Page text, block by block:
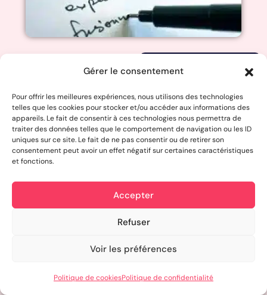
Gérer le consentement
Pour offrir les meilleures expériences, nous utilisons des technologies
telles que les cookies pour stocker et/ou accéder aux informations des
appareils. Le fait de consentir à ces technologies nous permettra de
traiter des données telles que le comportement de navigation ou les ID
uniques sur ce site. Le fait de ne pas consentir ou de retirer son
consentement peut avoir un effet négatif sur certaines caractéristiques
et fonctions.
Accepter
Refuser
Voir les préférences
Politique de cookiesPolitique de confidentialité
Voir le projet
Création de site vitrine
SOCOM & CO